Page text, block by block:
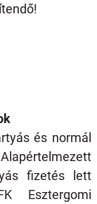
és normál
fizetés lett
Esztergomi